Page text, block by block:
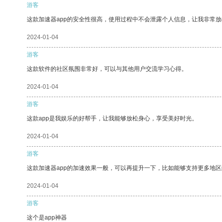
游客
这款加速器app的安全性很高，使用过程中不会泄露个人信息，让我非常放
2024-01-04
游客
这款软件的社区氛围非常好，可以与其他用户交流学习心得。
2024-01-04
游客
这款app是我娱乐的好帮手，让我能够放松身心，享受美好时光。
2024-01-04
游客
这款加速器app的加速效果一般，可以再提升一下，比如能够支持更多地区
2024-01-04
游客
这个是app神器